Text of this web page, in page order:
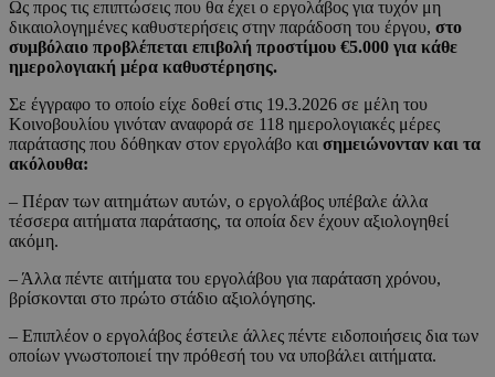
Ως προς τις επιπτώσεις που θα έχει ο εργολάβος για τυχόν μη
δικαιολογημένες καθυστερήσεις στην παράδοση του έργου, στο
συμβόλαιο προβλέπεται επιβολή προστίμου €5.000 για κάθε
ημερολογιακή μέρα καθυστέρησης.
Σε έγγραφο το οποίο είχε δοθεί στις 19.3.2026 σε μέλη του
Κοινοβουλίου γινόταν αναφορά σε 118 ημερολογιακές μέρες
παράτασης που δόθηκαν στον εργολάβο και σημειώνονταν και τα
ακόλουθα:
– Πέραν των αιτημάτων αυτών, ο εργολάβος υπέβαλε άλλα
τέσσερα αιτήματα παράτασης, τα οποία δεν έχουν αξιολογηθεί
ακόμη.
– Άλλα πέντε αιτήματα του εργολάβου για παράταση χρόνου,
βρίσκονται στο πρώτο στάδιο αξιολόγησης.
– Επιπλέον ο εργολάβος έστειλε άλλες πέντε ειδοποιήσεις δια των
οποίων γνωστοποιεί την πρόθεσή του να υποβάλει αιτήματα.